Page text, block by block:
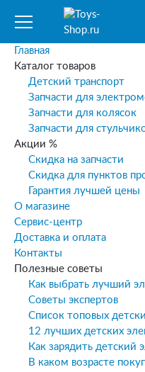
Главная
Каталог товаров
Детский транспорт
Запчасти для
Запчасти для колясок
Запчасти для
Акции %
Скидка на запчасти
Скидка для пунктов
Гарантия лучшей цены
О магазине
Сервис-центр
Доставка и оплата
Контакты
Полезные советы
Как выбрать лучший
Советы экспертов
Список топовых
12 лучших детских
Как зарядить детский
В каком возрасте